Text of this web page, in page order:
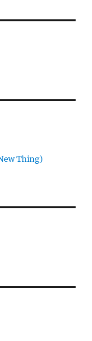
Thing)